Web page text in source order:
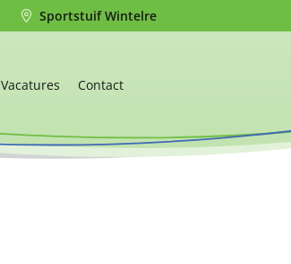
Sportstuif Wintelre
Vacatures Contact